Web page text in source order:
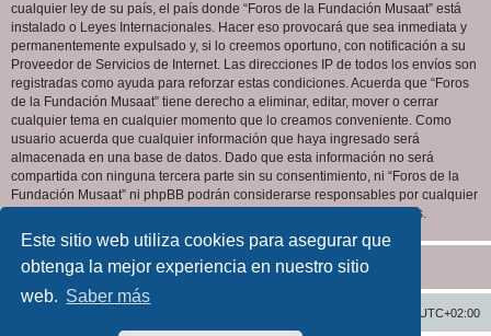
Este sitio web utiliza cookies para asegurar que
obtenga la mejor experiencia en nuestro sitio
web. Saber más
cualquier ley de su país, el país donde “Foros de la Fundación Musaat” está
instalado o Leyes Internacionales. Hacer eso provocará que sea inmediata y
permanentemente expulsado y, si lo creemos oportuno, con notificación a su
Proveedor de Servicios de Internet. Las direcciones IP de todos los envíos son
registradas como ayuda para reforzar estas condiciones. Acuerda que “Foros
de la Fundación Musaat” tiene derecho a eliminar, editar, mover o cerrar
cualquier tema en cualquier momento que lo creamos conveniente. Como
usuario acuerda que cualquier información que haya ingresado será
almacenada en una base de datos. Dado que esta información no será
compartida con ninguna tercera parte sin su consentimiento, ni “Foros de la
Fundación Musaat” ni phpBB podrán considerarse responsables por cualquier
intento de hacking que conlleve a que los datos sean comprometidos.
UTC+02:00